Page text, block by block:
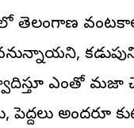
ఎంతో
పెద్దలు అందరూ